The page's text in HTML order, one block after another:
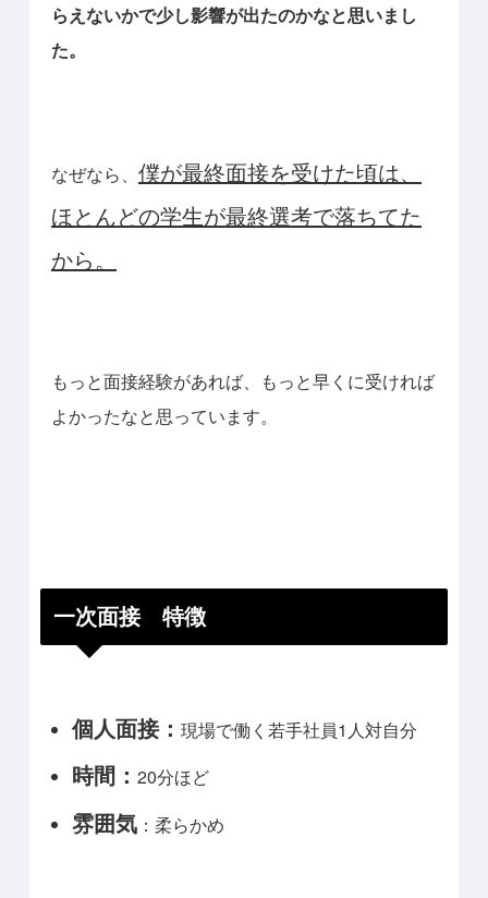
らえないかで少し影響が出たのかなと思いまし
た。
なぜなら、 僕が最終面接を受けた頃は、
ほとんどの学生が最終選考で落ちてた
から。
もっと面接経験があれば、もっと早くに受ければ
よかったなと思っています。
一次面接 特徴
個人面接：現場で働く若手社員1人対自分
時間：20分ほど
雰囲気 ：柔らかめ